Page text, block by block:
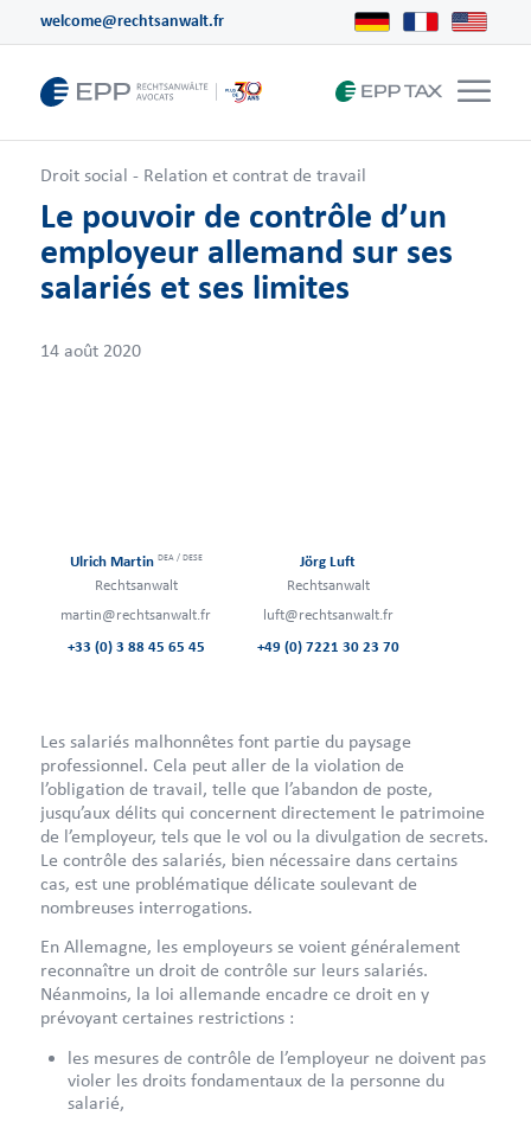
welcome@rechtsanwalt.fr
Droit social - Relation et contrat de travail
Le pouvoir de contrôle d’un
employeur allemand sur ses
salariés et ses limites
14 août 2020
Ulrich Martin DEA / DESE
Rechtsanwalt
martin@rechtsanwalt.fr
+33 (0) 3 88 45 65 45
Jörg Luft
Rechtsanwalt
luft@rechtsanwalt.fr
+49 (0) 7221 30 23 70
Les salariés malhonnêtes font partie du paysage
professionnel. Cela peut aller de la violation de
l’obligation de travail, telle que l’abandon de poste,
jusqu’aux délits qui concernent directement le patrimoine
de l’employeur, tels que le vol ou la divulgation de secrets.
Le contrôle des salariés, bien nécessaire dans certains
cas, est une problématique délicate soulevant de
nombreuses interrogations.
En Allemagne, les employeurs se voient généralement
reconnaître un droit de contrôle sur leurs salariés.
Néanmoins, la loi allemande encadre ce droit en y
prévoyant certaines restrictions :
les mesures de contrôle de l’employeur ne doivent pas
violer les droits fondamentaux de la personne du
salarié,